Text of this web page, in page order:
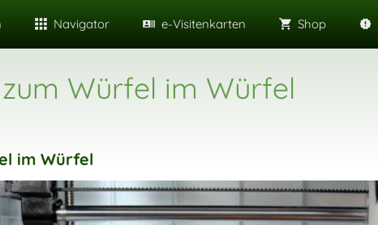
Navigator e-Visitenkarten Shop
Würfel im Würfel
im Würfel